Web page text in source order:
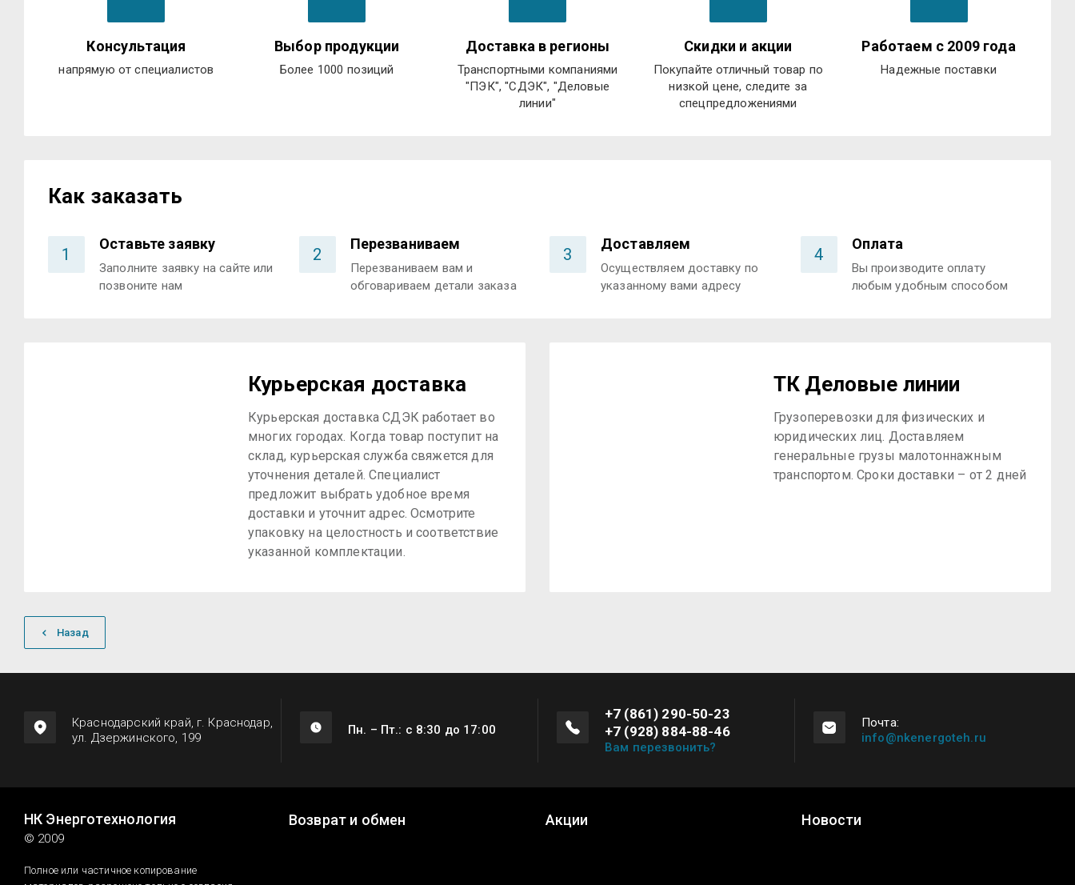
Консультация
напрямую от специалистов
Выбор продукции
Более 1000 позиций
Доставка в регионы
Транспортными компаниями
"ПЭК", "СДЭК", "Деловые
линии"
Скидки и акции
Покупайте отличный товар по
низкой цене, следите за
спецпредложениями
Работаем с 2009 года
Надежные поставки
Как заказать
1
Оставьте заявку
Заполните заявку на сайте или
позвоните нам
2
Перезваниваем
Перезваниваем вам и
обговариваем детали заказа
3
Доставляем
Осуществляем доставку по
указанному вами адресу
4
Оплата
Вы производите оплату
любым удобным способом
Курьерская доставка
Курьерская доставка СДЭК работает во
многих городах. Когда товар поступит на
склад, курьерская служба свяжется для
уточнения деталей. Специалист
предложит выбрать удобное время
доставки и уточнит адрес. Осмотрите
упаковку на целостность и соответствие
указанной комплектации.
ТК Деловые линии
Грузоперевозки для физических и
юридических лиц. Доставляем
генеральные грузы малотоннажным
транспортом. Сроки доставки – от 2 дней
Назад
Краснодарский край, г. Краснодар,
ул. Дзержинского, 199
Пн. – Пт.: с 8:30 до 17:00
+7 (861) 290-50-23
+7 (928) 884-88-46
Вам перезвонить?
Почта:
info@nkenergoteh.ru
НК Энерготехнология
© 2009
Полное или частичное копирование
Возврат и обмен Акции Новости